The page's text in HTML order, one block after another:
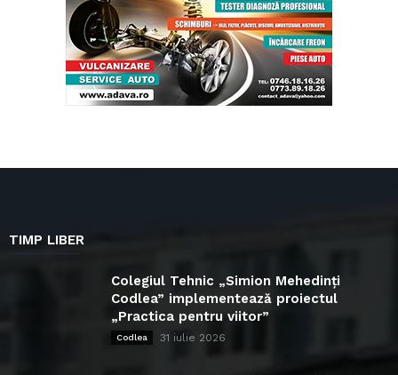
TIMP LIBER
Colegiul Tehnic „Simion Mehedinți
Codlea” implementează proiectul
„Practica pentru viitor”
Codlea 31 iulie 2026